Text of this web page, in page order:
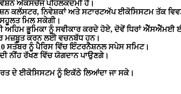
ਐਕਸਚੇਂਜ ਪਹਿਲਕਦਮੀ ਹੈ।
ਕਲੱਸਟਰ, ਨਿਵੇਸ਼ਕਾਂ ਅਤੇ ਸਟਾਰਟਅੱਪ ਈਕੋਸਿਸਟਮ ਤੱਕ
ਸਹੂਲਤ ਮਿਲ ਸਕੇਗੀ।
ਅਹਿਮ ਭੂਮਿਕਾ ਨੂੰ ਸਵੀਕਾਰ ਕਰਦੇ ਹੋਏ,ਦੋਵੇਂ ਧਿਰਾਂ ਐੱਸਐੱਮਈ
ਮਜ਼ਬੂਤ ਕਰਨ ਲਈ ਵਚਨਬੱਧ ਹਨ।
ਸਤੰਬਰ ਨੂੰ ਪੈਰਿਸ ਵਿੱਚ ਇੰਟਰਨੈਸ਼ਨਲ ਸਪੇਸ ਸਮਿਟ।
ਦੀ ਨੀਂਹ ਰੱਖਣ ਵਿੱਚ ਯੋਗਦਾਨ ਪਾਉਣਗੇ।
ਦੇ ਈਕੋਸਿਸਟਮ ਨੂੰ ਇਕੱਠੇ ਲਿਆਂਦਾ ਜਾ ਸਕੇ।